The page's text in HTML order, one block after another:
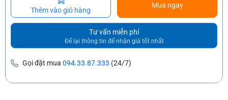
Thêm vào giỏ hàng
Mua ngay
Tư vấn miễn phí
Để lại thông tin để nhận giá tốt nhất
Gọi đặt mua 094.33.87.333 (24/7)